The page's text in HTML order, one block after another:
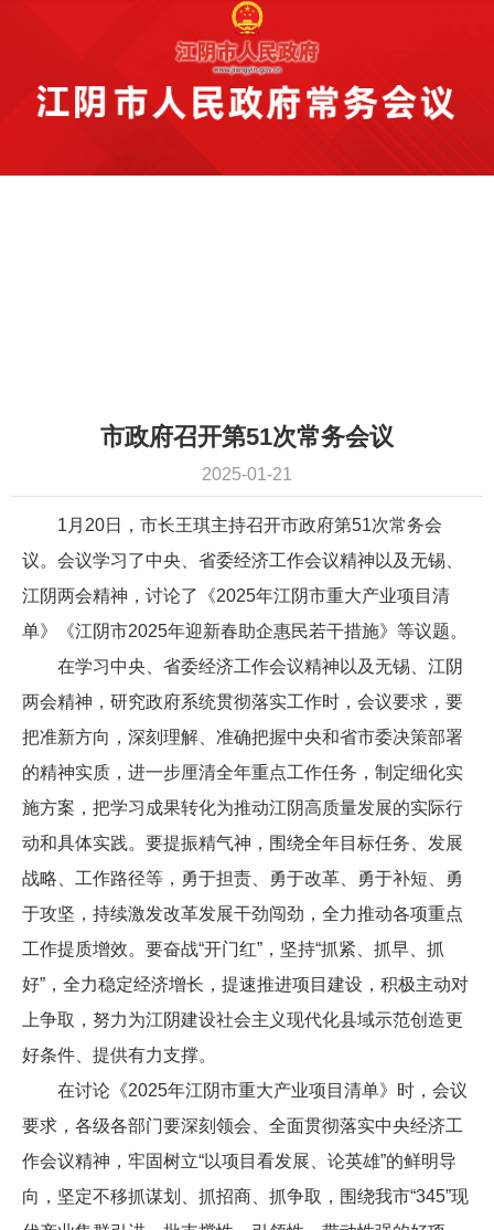
市政府召开第51次常务会议
2025-01-21
1月20日，市长王琪主持召开市政府第51次常务会
议。会议学习了中央、省委经济工作会议精神以及无锡、
江阴两会精神，讨论了《2025年江阴市重大产业项目清
单》《江阴市2025年迎新春助企惠民若干措施》等议题。
在学习中央、省委经济工作会议精神以及无锡、江阴
两会精神，研究政府系统贯彻落实工作时，会议要求，要
把准新方向，深刻理解、准确把握中央和省市委决策部署
的精神实质，进一步厘清全年重点工作任务，制定细化实
施方案，把学习成果转化为推动江阴高质量发展的实际行
动和具体实践。要提振精气神，围绕全年目标任务、发展
战略、工作路径等，勇于担责、勇于改革、勇于补短、勇
于攻坚，持续激发改革发展干劲闯劲，全力推动各项重点
工作提质增效。要奋战“开门红”，坚持“抓紧、抓早、抓
好”，全力稳定经济增长，提速推进项目建设，积极主动对
上争取，努力为江阴建设社会主义现代化县域示范创造更
好条件、提供有力支撑。
在讨论《2025年江阴市重大产业项目清单》时，会议
要求，各级各部门要深刻领会、全面贯彻落实中央经济工
作会议精神，牢固树立“以项目看发展、论英雄”的鲜明导
向，坚定不移抓谋划、抓招商、抓争取，围绕我市“345”现